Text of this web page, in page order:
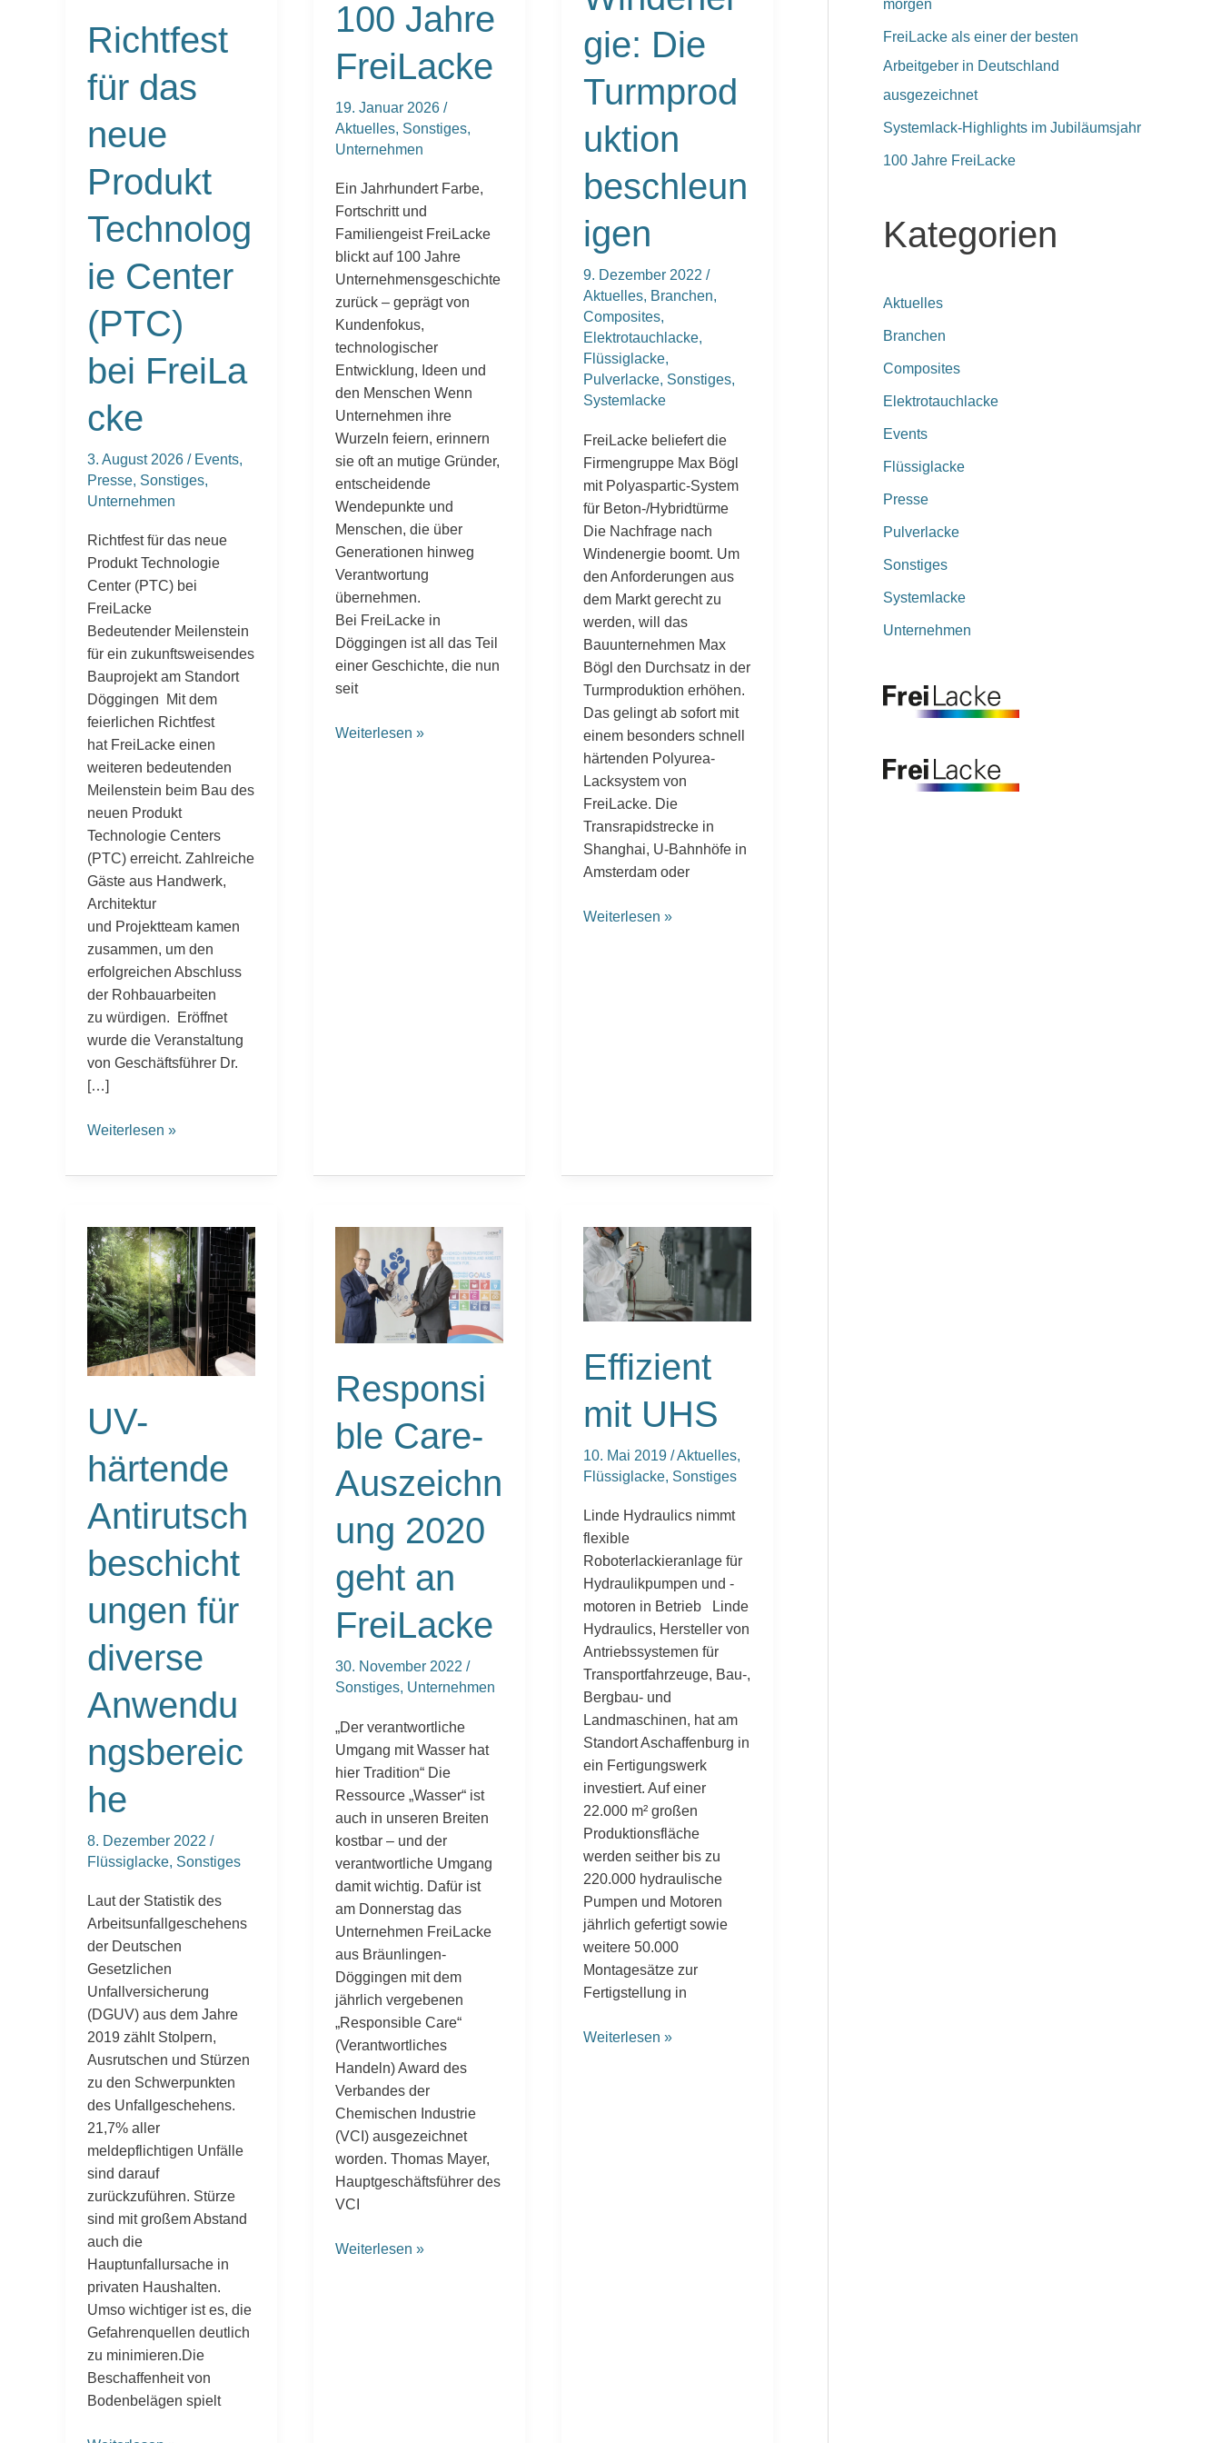
Richtfest
für das
neue
Produkt
Technolog
ie Center
(PTC)
bei FreiLa
cke
3. August 2026 / Events,
Presse, Sonstiges,
Unternehmen
Richtfest für das neue
Produkt Technologie
Center (PTC) bei
FreiLacke
Bedeutender Meilenstein
für ein zukunftsweisendes
Bauprojekt am Standort
Döggingen Mit dem
feierlichen Richtfest
hat FreiLacke einen
weiteren bedeutenden
Meilenstein beim Bau des
neuen Produkt
Technologie Centers
(PTC) erreicht. Zahlreiche
Gäste aus Handwerk,
Architektur
und Projektteam kamen
zusammen, um den
erfolgreichen Abschluss
der Rohbauarbeiten
zu würdigen. Eröffnet
wurde die Veranstaltung
von Geschäftsführer Dr.
[…]
(PTC)
Weiterlesen »
100 Jahre
FreiLacke
19. Januar 2026 /
Aktuelles, Sonstiges,
Unternehmen
Ein Jahrhundert Farbe,
Fortschritt und
Familiengeist FreiLacke
blickt auf 100 Jahre
Unternehmensgeschichte
zurück – geprägt von
Kundenfokus,
technologischer
Entwicklung, Ideen und
den Menschen Wenn
Unternehmen ihre
Wurzeln feiern, erinnern
sie oft an mutige Gründer,
entscheidende
Wendepunkte und
Menschen, die über
Generationen hinweg
Verantwortung
übernehmen.
Bei FreiLacke in
Döggingen ist all das Teil
einer Geschichte, die nun
seit
Weiterlesen »
gie: Die
Turmprod
uktion
beschleun
igen
9. Dezember 2022 /
Aktuelles, Branchen,
Composites,
Elektrotauchlacke,
Flüssiglacke,
Pulverlacke, Sonstiges,
Systemlacke
FreiLacke beliefert die
Firmengruppe Max Bögl
mit Polyaspartic-System
für Beton-/Hybridtürme
Die Nachfrage nach
Windenergie boomt. Um
den Anforderungen aus
dem Markt gerecht zu
werden, will das
Bauunternehmen Max
Bögl den Durchsatz in der
Turmproduktion erhöhen.
Das gelingt ab sofort mit
einem besonders schnell
härtenden Polyurea-
Lacksystem von
FreiLacke. Die
Transrapidstrecke in
Shanghai, U-Bahnhöfe in
Amsterdam oder
Weiterlesen »
UV-
härtende
Antirutsch
beschicht
ungen für
diverse
Anwendu
ngsbereic
he
8. Dezember 2022 /
Flüssiglacke, Sonstiges
Laut der Statistik des
Arbeitsunfallgeschehens
der Deutschen
Gesetzlichen
Unfallversicherung
(DGUV) aus dem Jahre
2019 zählt Stolpern,
Ausrutschen und Stürzen
zu den Schwerpunkten
des Unfallgeschehens.
21,7% aller
meldepflichtigen Unfälle
sind darauf
zurückzuführen. Stürze
sind mit großem Abstand
auch die
Hauptunfallursache in
privaten Haushalten.
Umso wichtiger ist es, die
Gefahrenquellen deutlich
zu minimieren.Die
Beschaffenheit von
Bodenbelägen spielt
UV-
härtende
Antirutschbeschichtungen
für
diverse
Anwendungsbereiche
Responsi
ble Care-
Auszeichn
ung 2020
geht an
FreiLacke
30. November 2022 /
Sonstiges, Unternehmen
„Der verantwortliche
Umgang mit Wasser hat
hier Tradition“ Die
Ressource „Wasser“ ist
auch in unseren Breiten
kostbar – und der
verantwortliche Umgang
damit wichtig. Dafür ist
am Donnerstag das
Unternehmen FreiLacke
aus Bräunlingen-
Döggingen mit dem
jährlich vergebenen
„Responsible Care“
(Verantwortliches
Handeln) Award des
Verbandes der
Chemischen Industrie
(VCI) ausgezeichnet
worden. Thomas Mayer,
Hauptgeschäftsführer des
VCI
Care-
Auszeichnung
2020
geht
FreiLacke
Weiterlesen »
Effizient
mit UHS
10. Mai 2019 /Aktuelles,
Flüssiglacke, Sonstiges
Linde Hydraulics nimmt
flexible
Roboterlackieranlage für
Hydraulikpumpen und -
motoren in Betrieb Linde
Hydraulics, Hersteller von
Antriebssystemen für
Transportfahrzeuge, Bau-,
Bergbau- und
Landmaschinen, hat am
Standort Aschaffenburg in
ein Fertigungswerk
investiert. Auf einer
22.000 m² großen
Produktionsfläche
werden seither bis zu
220.000 hydraulische
Pumpen und Motoren
jährlich gefertigt sowie
weitere 50.000
Montagesätze zur
Fertigstellung in
Effizient
mit
UHS
Weiterlesen »
morgen
FreiLacke als einer der besten
Arbeitgeber in Deutschland
ausgezeichnet
Systemlack-Highlights im Jubiläumsjahr
100 Jahre FreiLacke
Kategorien
Aktuelles
Branchen
Composites
Elektrotauchlacke
Events
Flüssiglacke
Presse
Pulverlacke
Sonstiges
Systemlacke
Unternehmen